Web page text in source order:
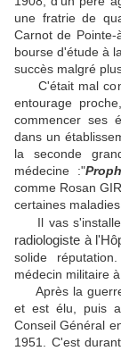
une fratrie de
Carnot de Pointe-
bourse d'étude à
succès malgré
C'était mal
entourage
commencer ses
dans un
la seconde
médecine :"
comme Rosan
certaines
Il vas s'installer
radiologiste à
solide
médecin militaire
Après la
et est élu, puis
Conseil Général
1951. C'est